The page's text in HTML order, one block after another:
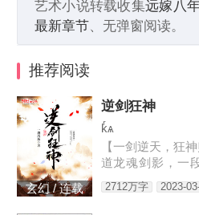
艺术小说转载收集远嫁八
最新章节、无弹窗阅读。
推荐阅读
玄幻 / 连载
逆剑狂神
kͬѧ
【一剑逆天，狂
道龙魂剑影，一
峰，唯我林轩傲苍
2712万字 2023-